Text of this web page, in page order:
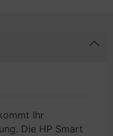
Ihr
Die HP Smart